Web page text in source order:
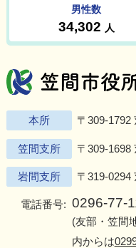
本所 〒309-1792
笠間支所 〒309-1698
岩間支所 〒319-0294
電話番号: 0296-77-
(友部・笠間
内からは